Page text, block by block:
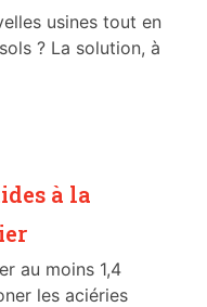
usines tout en
? La solution, à
à la
au moins 1,4
les aciéries